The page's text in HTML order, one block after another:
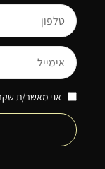
אני מאשר/ת